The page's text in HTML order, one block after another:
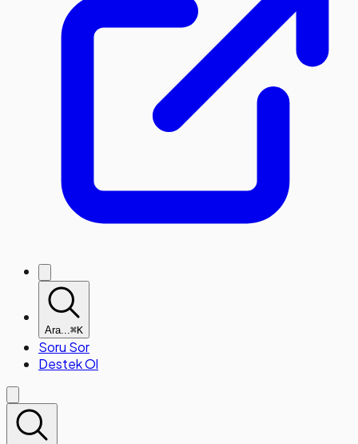
Ara...⌘K
Soru Sor
Destek Ol